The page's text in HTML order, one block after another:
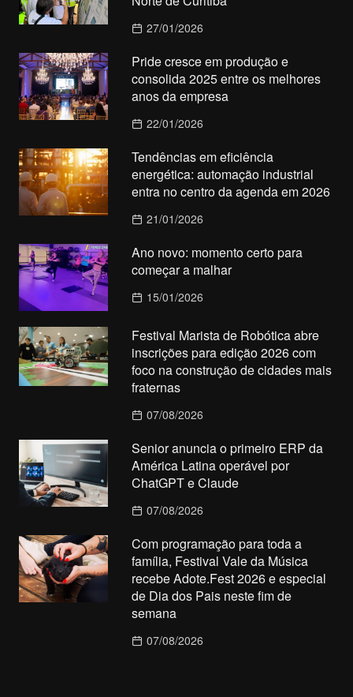
27/01/2026
Pride cresce em produção e
consolida 2025 entre os melhores
anos da empresa
22/01/2026
Tendências em eficiência
energética: automação industrial
entra no centro da agenda em 2026
21/01/2026
Ano novo: momento certo para
começar a malhar
15/01/2026
Festival Marista de Robótica abre
inscrições para edição 2026 com
foco na construção de cidades mais
fraternas
07/08/2026
Senior anuncia o primeiro ERP da
América Latina operável por
ChatGPT e Claude
07/08/2026
Com programação para toda a
família, Festival Vale da Música
recebe Adote.Fest 2026 e especial
de Dia dos Pais neste fim de
semana
07/08/2026